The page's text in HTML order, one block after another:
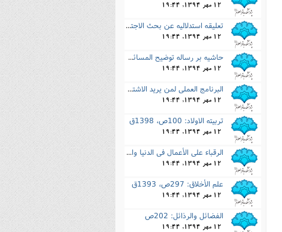
12 مهر 1394, 19:44
تعلیقه استدلالیه عن بحث الاجتهاد و التقلید من العروة: 30ص، 1379ق
12 مهر 1394, 19:44
حاشیه بر رساله توضیح المسائل امام خمینى(ره): 92ص، 1411ق
12 مهر 1394, 19:44
البرنامج العملى لمن یرید الاشتغال بتحصیل علوم الدین: 298ص، 1398ق
12 مهر 1394, 19:44
تربیته الاولاد: 100ص، 1398ق
12 مهر 1394, 19:44
الرقباء على الأعمال فى الدنیا والآخره: 24ص، 1403ق
12 مهر 1394, 19:44
علم الأخلاق: 297ص، 1393ق
12 مهر 1394, 19:44
الفضائل والرذائل: 202ص
12 مهر 1394, 19:44